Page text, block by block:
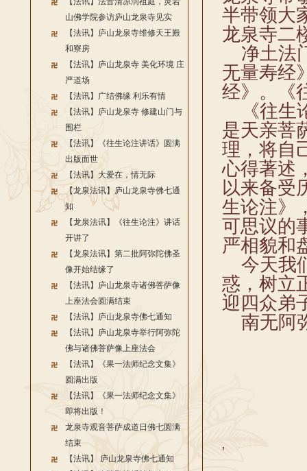
山佛学院参访庐山龙泉寺见实
【法讯】庐山龙泉寺维修天王殿
和寮房
【法讯】庐山龙泉寺 美化环境 庄
严道场
【法讯】广结佛缘 利乐有情
【法讯】庐山龙泉寺 修建山门与
围栏
【法讯】《往生论注讲话》圆满
出版面世
【法讯】大爱在，情无际
【龙泉法讯】庐山龙泉寺佛七通
知
【龙泉法讯】《往生论注》讲话
开讲了
【龙泉法讯】第二批阿弥陀佛圣
像开始结缘了
【法讯】庐山龙泉寺诸佛菩萨像
上座法会圆满结束
【法讯】庐山龙泉寺佛七通知
【法讯】庐山龙泉寺举行阿弥陀
佛与诸佛菩萨像上座法会
【法讯】《果一法师纪念文集》
圆满出版
【法讯】《果一法师纪念文集》
即将出版！
龙泉寺观音菩萨成道日佛七圆满
结束
【法讯】 庐山龙泉寺佛七通知
半带领大
龙泉寺二
净土法
无量寿经
经》。《
《往生
是天亲菩
理，将自
心得著述
以来备受
生论注》
可思议的
严相貌和
今天我
惑，树立
迎四众弟
南无阿
'